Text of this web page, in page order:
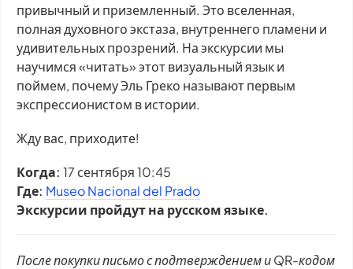
привычный и приземленный. Это вселенная,
полная духовного экстаза, внутреннего пламени и
удивительных прозрений. На экскурсии мы
научимся «читать» этот визуальный язык и
поймем, почему Эль Греко называют первым
экспрессионистом в истории.
Жду вас, приходите!
Когда: 17 сентября 10:45
Где: Museo Nacional del Prado
Экскурсии пройдут на русском языке.
После покупки письмо с подтверждением и QR-кодом